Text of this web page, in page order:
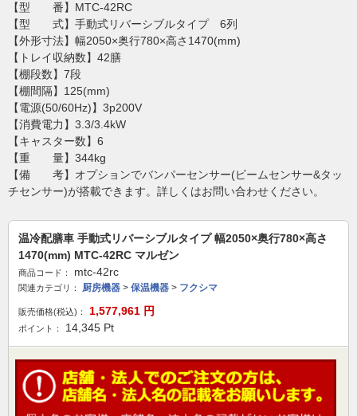
【型 番】MTC-42RC
【型 式】手動式リバーシブルタイプ 6列
【外形寸法】幅2050×奥行780×高さ1470(mm)
【トレイ収納数】42膳
【棚段数】7段
【棚間隔】125(mm)
【電源(50/60Hz)】3p200V
【消費電力】3.3/3.4kW
【キャスター数】6
【重 量】344kg
【備 考】オプションでバンパーセンサー(ビームセンサー&タッ
チセンサー)が搭載できます。詳しくはお問い合わせください。
温冷配膳車 手動式リバーシブルタイプ 幅2050×奥行780×高さ
1470(mm) MTC-42RC マルゼン
商品コード： mtc-42rc
関連カテゴリ： 厨房機器 > 保温機器 > フクシマ
販売価格(税込)： 1,577,961 円
ポイント： 14,345 Pt